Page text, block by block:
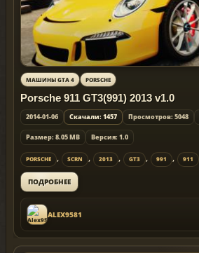
МАШИНЫ GTA 4 PORSCHE
Porsche 911 GT3(991) 2013 v1.0
2014-01-06 Скачали: 1457 Просмотров: 5048
Размер: 8.05 MB Версия: 1.0
PORSCHE , SCRN , 2013 , GT3 , 991 , 911
ПОДРОБНЕЕ
ALEX9581